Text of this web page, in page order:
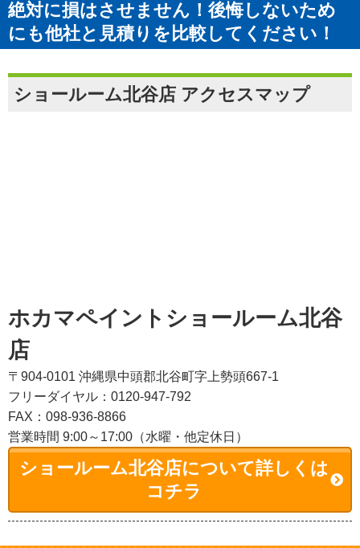
絶対に損はさせません！後悔しないため
にも他社と見積りを比較してください！
ショールーム北谷店 アクセスマップ
ホカマペイントショールーム北谷
店
〒904-0101 沖縄県中頭郡北谷町字上勢頭667-1
フリーダイヤル：0120-947-792
FAX：098-936-8866
営業時間 9:00～17:00（水曜・他定休日）
ショールーム北谷店について詳しくは
コチラ